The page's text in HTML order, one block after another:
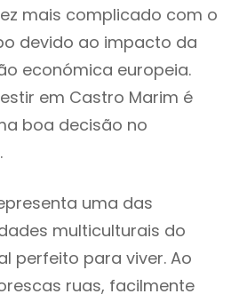
mais complicado com o
devido ao impacto da
económica europeia.
em Castro Marim é
boa decisão no
uma das
multiculturais do
perfeito para viver. Ao
ruas, facilmente